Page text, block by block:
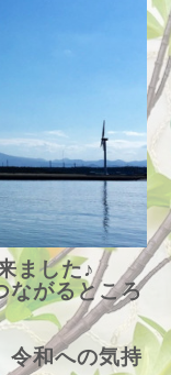
ました♪
ながるところ
令和への気持